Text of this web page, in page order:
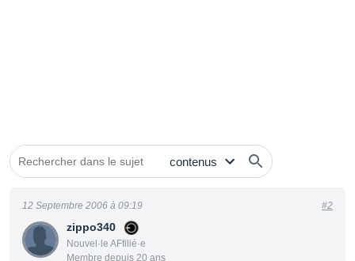
zippo340
Nouvel·le AFfilié·e
Membre depuis 20 ans
12 Septembre 2006 à 09:19 #2